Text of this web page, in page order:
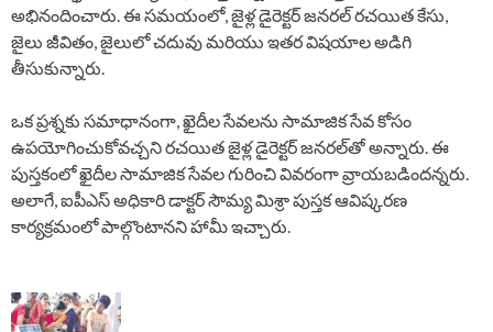
అభినందించారు. ఈ సమయంలో, జైళ్ల డైరెక్టర్ జనరల్ రచయిత కేసు,
జైలు జీవితం, జైలులో చదువు మరియు ఇతర విషయాల అడిగి
తీసుకున్నారు.
ఒక ప్రశ్నకు సమాధానంగా, ఖైదీల సేవలను సామాజిక సేవ కోసం
ఉపయోగించుకోవచ్చని రచయిత జైళ్ల డైరెక్టర్ జనరల్‌తో అన్నారు. ఈ
పుస్తకంలో ఖైదీల సామాజిక సేవల గురించి వివరంగా వ్రాయబడిందన్నరు.
అలాగే, ఐపీఎస్ అధికారి డాక్టర్ సౌమ్య మిశ్రా పుస్తక ఆవిష్కరణ
కార్యక్రమంలో పాల్గొంటానని హామీ ఇచ్చారు.
P